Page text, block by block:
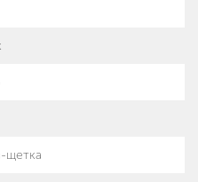
щетка